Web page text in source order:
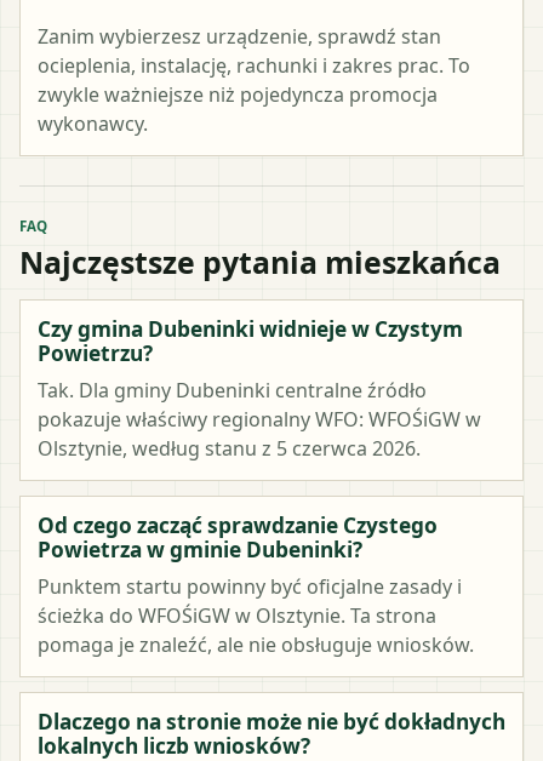
Zanim wybierzesz urządzenie, sprawdź stan
ocieplenia, instalację, rachunki i zakres prac. To
zwykle ważniejsze niż pojedyncza promocja
wykonawcy.
FAQ
Najczęstsze pytania mieszkańca
Czy gmina Dubeninki widnieje w Czystym
Powietrzu?
Tak. Dla gminy Dubeninki centralne źródło
pokazuje właściwy regionalny WFO: WFOŚiGW w
Olsztynie, według stanu z 5 czerwca 2026.
Od czego zacząć sprawdzanie Czystego
Powietrza w gminie Dubeninki?
Punktem startu powinny być oficjalne zasady i
ścieżka do WFOŚiGW w Olsztynie. Ta strona
pomaga je znaleźć, ale nie obsługuje wniosków.
Dlaczego na stronie może nie być dokładnych
lokalnych liczb wniosków?